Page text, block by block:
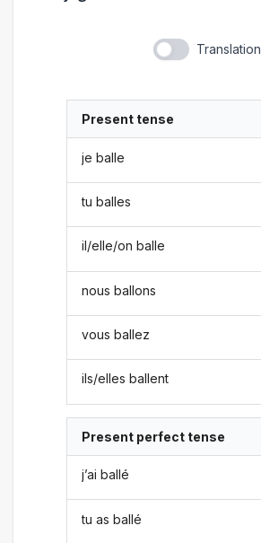
Translation
Present tense
je balle
tu balles
il/elle/on balle
nous ballons
vous ballez
ils/elles ballent
Present perfect tense
j’ai ballé
tu as ballé